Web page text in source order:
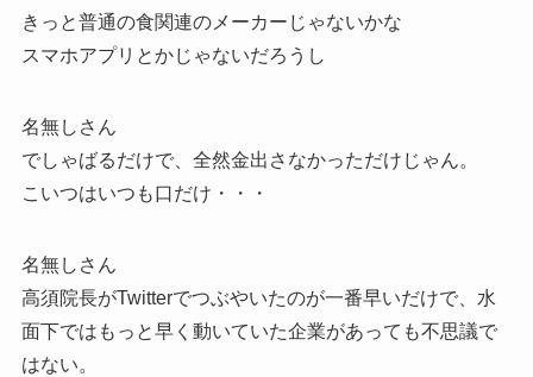
きっと普通の食関連のメーカーじゃないかな
スマホアプリとかじゃないだろうし
名無しさん
でしゃばるだけで、全然金出さなかっただけじゃん。
こいつはいつも口だけ・・・
名無しさん
高須院長がTwitterでつぶやいたのが一番早いだけで、水
面下ではもっと早く動いていた企業があっても不思議で
はない。